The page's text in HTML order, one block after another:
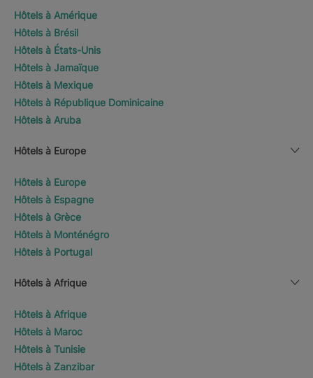
Hôtels à Amérique
Hôtels à Brésil
Hôtels à États-Unis
Hôtels à Jamaïque
Hôtels à Mexique
Hôtels à République Dominicaine
Hôtels à Aruba
Hôtels à Europe
Hôtels à Europe
Hôtels à Espagne
Hôtels à Grèce
Hôtels à Monténégro
Hôtels à Portugal
Hôtels à Afrique
Hôtels à Afrique
Hôtels à Maroc
Hôtels à Tunisie
Hôtels à Zanzibar